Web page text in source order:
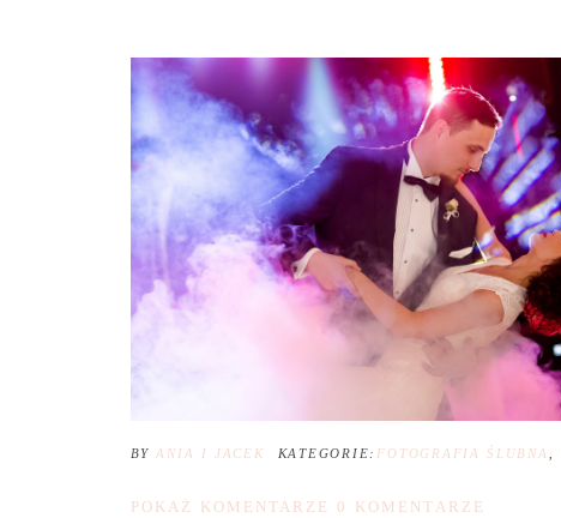
BY ANIA I JACEK KATEGORIE: FOTOGRAFIA ŚLUBNA
POKAŻ KOMENTARZE 0 KOMENTARZE